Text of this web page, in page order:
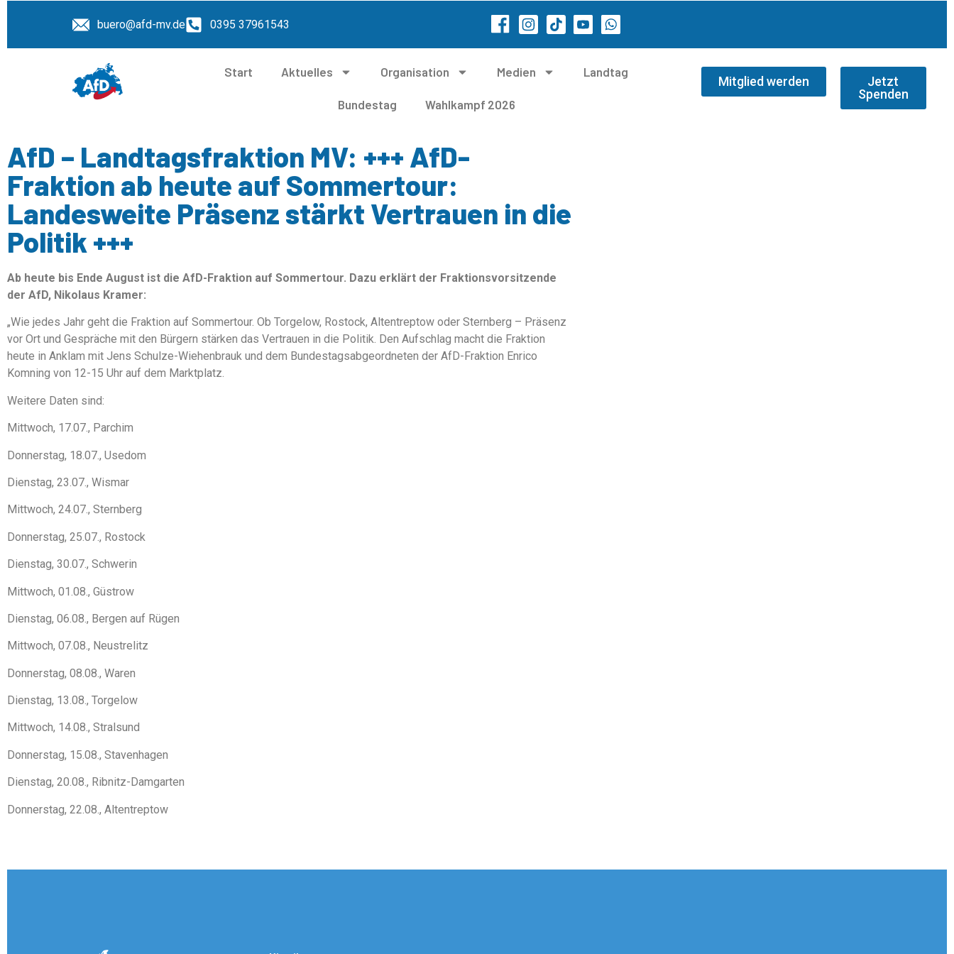
buero@afd-mv.de 0395 37961543
Start Aktuelles Organisation Medien Landtag
Bundestag Wahlkampf 2026
Mitglied werden
Jetzt
Spenden
AfD – Landtagsfraktion MV: +++ AfD-
Fraktion ab heute auf Sommertour:
Landesweite Präsenz stärkt Vertrauen in die
Politik +++
Ab heute bis Ende August ist die AfD-Fraktion auf Sommertour. Dazu erklärt der Fraktionsvorsitzende
der AfD, Nikolaus Kramer:
„Wie jedes Jahr geht die Fraktion auf Sommertour. Ob Torgelow, Rostock, Altentreptow oder Sternberg – Präsenz
vor Ort und Gespräche mit den Bürgern stärken das Vertrauen in die Politik. Den Aufschlag macht die Fraktion
heute in Anklam mit Jens Schulze-Wiehenbrauk und dem Bundestagsabgeordneten der AfD-Fraktion Enrico
Komning von 12-15 Uhr auf dem Marktplatz.
Weitere Daten sind:
Mittwoch, 17.07., Parchim
Donnerstag, 18.07., Usedom
Dienstag, 23.07., Wismar
Mittwoch, 24.07., Sternberg
Donnerstag, 25.07., Rostock
Dienstag, 30.07., Schwerin
Mittwoch, 01.08., Güstrow
Dienstag, 06.08., Bergen auf Rügen
Mittwoch, 07.08., Neustrelitz
Donnerstag, 08.08., Waren
Dienstag, 13.08., Torgelow
Mittwoch, 14.08., Stralsund
Donnerstag, 15.08., Stavenhagen
Dienstag, 20.08., Ribnitz-Damgarten
Donnerstag, 22.08., Altentreptow